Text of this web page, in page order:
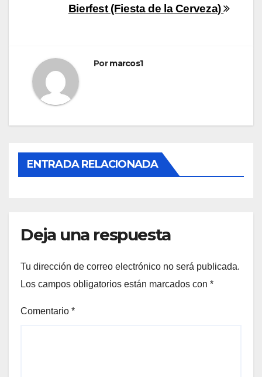
Navegación
entradas
Bierfest (Fiesta de la Cerveza)
Pormarcos1
ENTRADA RELACIONADA
Deja una respuesta
Tu dirección de correo electrónico no será publicada.
Los campos obligatorios están marcados con *
Comentario *